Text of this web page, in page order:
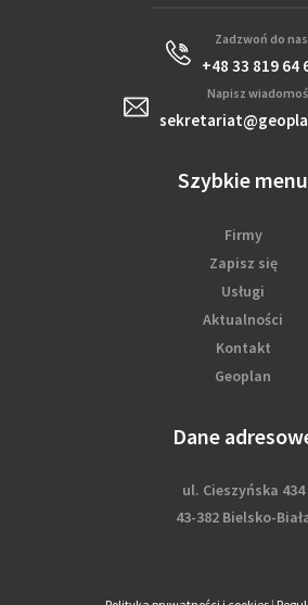
Zadzwoń do nas
+48 33 819 64
Napisz
Szybkie menu
Firmy
Zapisz się
Usługi
Aktualności
Kontakt
Geoplan
Dane
ul. Cieszyńska 434
43-382 Bielsko-